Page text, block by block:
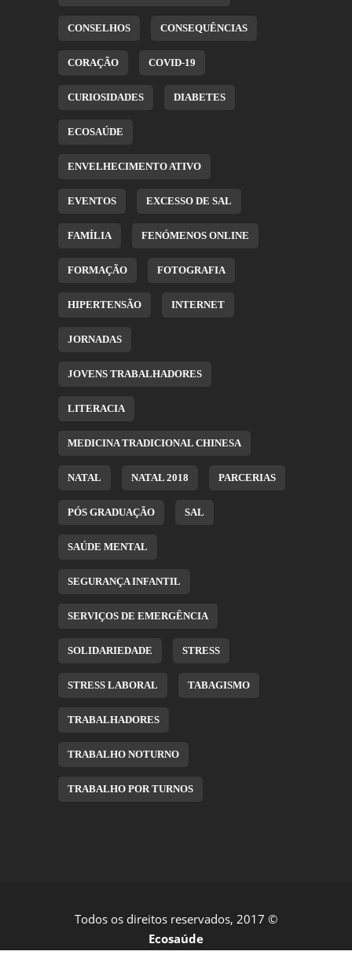
CONSELHOS CONSEQUÊNCIAS
CORAÇÃO COVID-19
CURIOSIDADES DIABETES
ECOSAÚDE
ENVELHECIMENTO ATIVO
EVENTOS EXCESSO DE SAL
FAMÍLIA FENÓMENOS ONLINE
FORMAÇÃO FOTOGRAFIA
HIPERTENSÃO INTERNET
JORNADAS
JOVENS TRABALHADORES
LITERACIA
MEDICINA TRADICIONAL CHINESA
NATAL NATAL 2018 PARCERIAS
PÓS GRADUAÇÃO SAL
SAÚDE MENTAL
SEGURANÇA INFANTIL
SERVIÇOS DE EMERGÊNCIA
SOLIDARIEDADE STRESS
STRESS LABORAL TABAGISMO
TRABALHADORES
TRABALHO NOTURNO
TRABALHO POR TURNOS
Todos os direitos reservados, 2017 ©
Ecosaúde